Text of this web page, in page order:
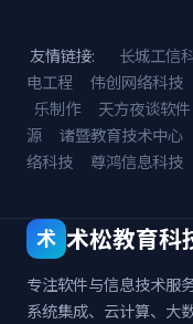
友情链接: 长城工信
电工程
伟创网络科技
乐制作
天方夜谈软件
源
诸暨教育技术中心
络科技
尊鸿信息科技
术 术松教育科
专注软件与信息技术服
系统集成、云计算、大